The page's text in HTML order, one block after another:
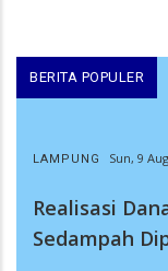
BERITA POPULER
LAMPUNG Sun, 9
Realisasi
Sedampah